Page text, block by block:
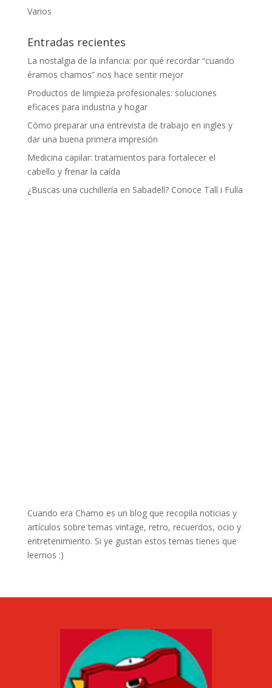
Varios
Entradas recientes
La nostalgia de la infancia: por qué recordar “cuando
éramos chamos” nos hace sentir mejor
Productos de limpieza profesionales: soluciones
eficaces para industria y hogar
Cómo preparar una entrevista de trabajo en ingles y
dar una buena primera impresión
Medicina capilar: tratamientos para fortalecer el
cabello y frenar la caída
¿Buscas una cuchillería en Sabadell? Conoce Tall i Fulla
Cuando era Chamo es un blog que recopila noticias y
artículos sobre temas vintage, retro, recuerdos, ocio y
entretenimiento. Si ye gustan estos temas tienes que
leernos :)